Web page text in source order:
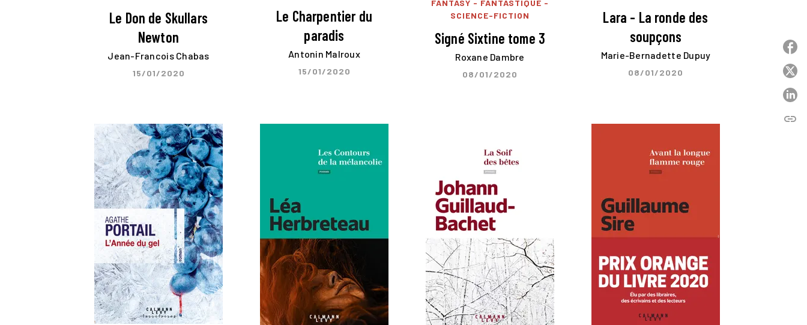
Le Don de Skullars
Newton
Jean-Francois Chabas
15/01/2020
Le Charpentier du
paradis
Antonin Malroux
15/01/2020
FANTASY - FANTASTIQUE -
SCIENCE-FICTION
Signé Sixtine tome 3
Roxane Dambre
08/01/2020
Lara - La ronde des
soupçons
Marie-Bernadette Dupuy
08/01/2020
link